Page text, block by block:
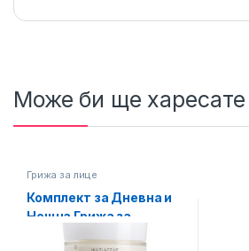
Може би ще харесате
Грижа за лице
Комплект за Дневна и
Нощна Грижа за
Лицето, LR Aloe Vera